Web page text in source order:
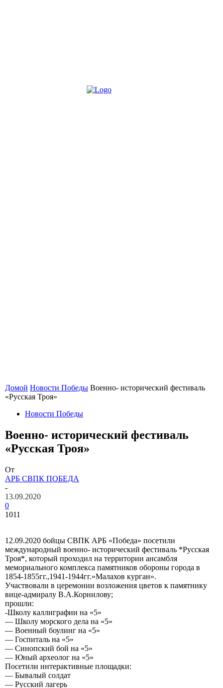
Домой Новости Победы Военно- исторический фестиваль
«Русская Троя»
Новости Победы
Военно- исторический фестиваль
«Русская Троя»
От
АРБ СВПК ПОБЕДА
-
13.09.2020
0
1011
12.09.2020 бойцы СВПК АРБ «Победа» посетили
международный военно- исторический фестиваль *Русская
Троя*, который проходил на территории ансамбля
мемориального комплекса памятников обороны города в
1854-1855гг.,1941-1944гг.»Малахов курган».
Участвовали в церемонии возложения цветов к памятнику
вице-адмиралу В.А.Корнилову;
прошли:
-Школу каллиграфии на «5»
— Школу морского дела на «5»
— Военный боулинг на «5»
— Госпиталь на «5»
— Синопский бой на «5»
— Юный археолог на «5»
Посетили интерактивные площадки:
— Бывалый солдат
— Русский лагерь